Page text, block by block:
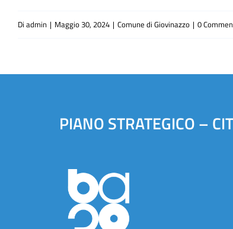
Di admin | Maggio 30, 2024 | Comune di Giovinazzo | 0
PIANO STRATEGICO –